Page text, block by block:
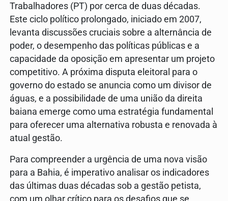
Trabalhadores (PT) por cerca de duas décadas.
Este ciclo político prolongado, iniciado em 2007,
levanta discussões cruciais sobre a alternância de
poder, o desempenho das políticas públicas e a
capacidade da oposição em apresentar um projeto
competitivo. A próxima disputa eleitoral para o
governo do estado se anuncia como um divisor de
águas, e a possibilidade de uma união da direita
baiana emerge como uma estratégia fundamental
para oferecer uma alternativa robusta e renovada à
atual gestão.
Para compreender a urgência de uma nova visão
para a Bahia, é imperativo analisar os indicadores
das últimas duas décadas sob a gestão petista,
com um olhar crítico para os desafios que se